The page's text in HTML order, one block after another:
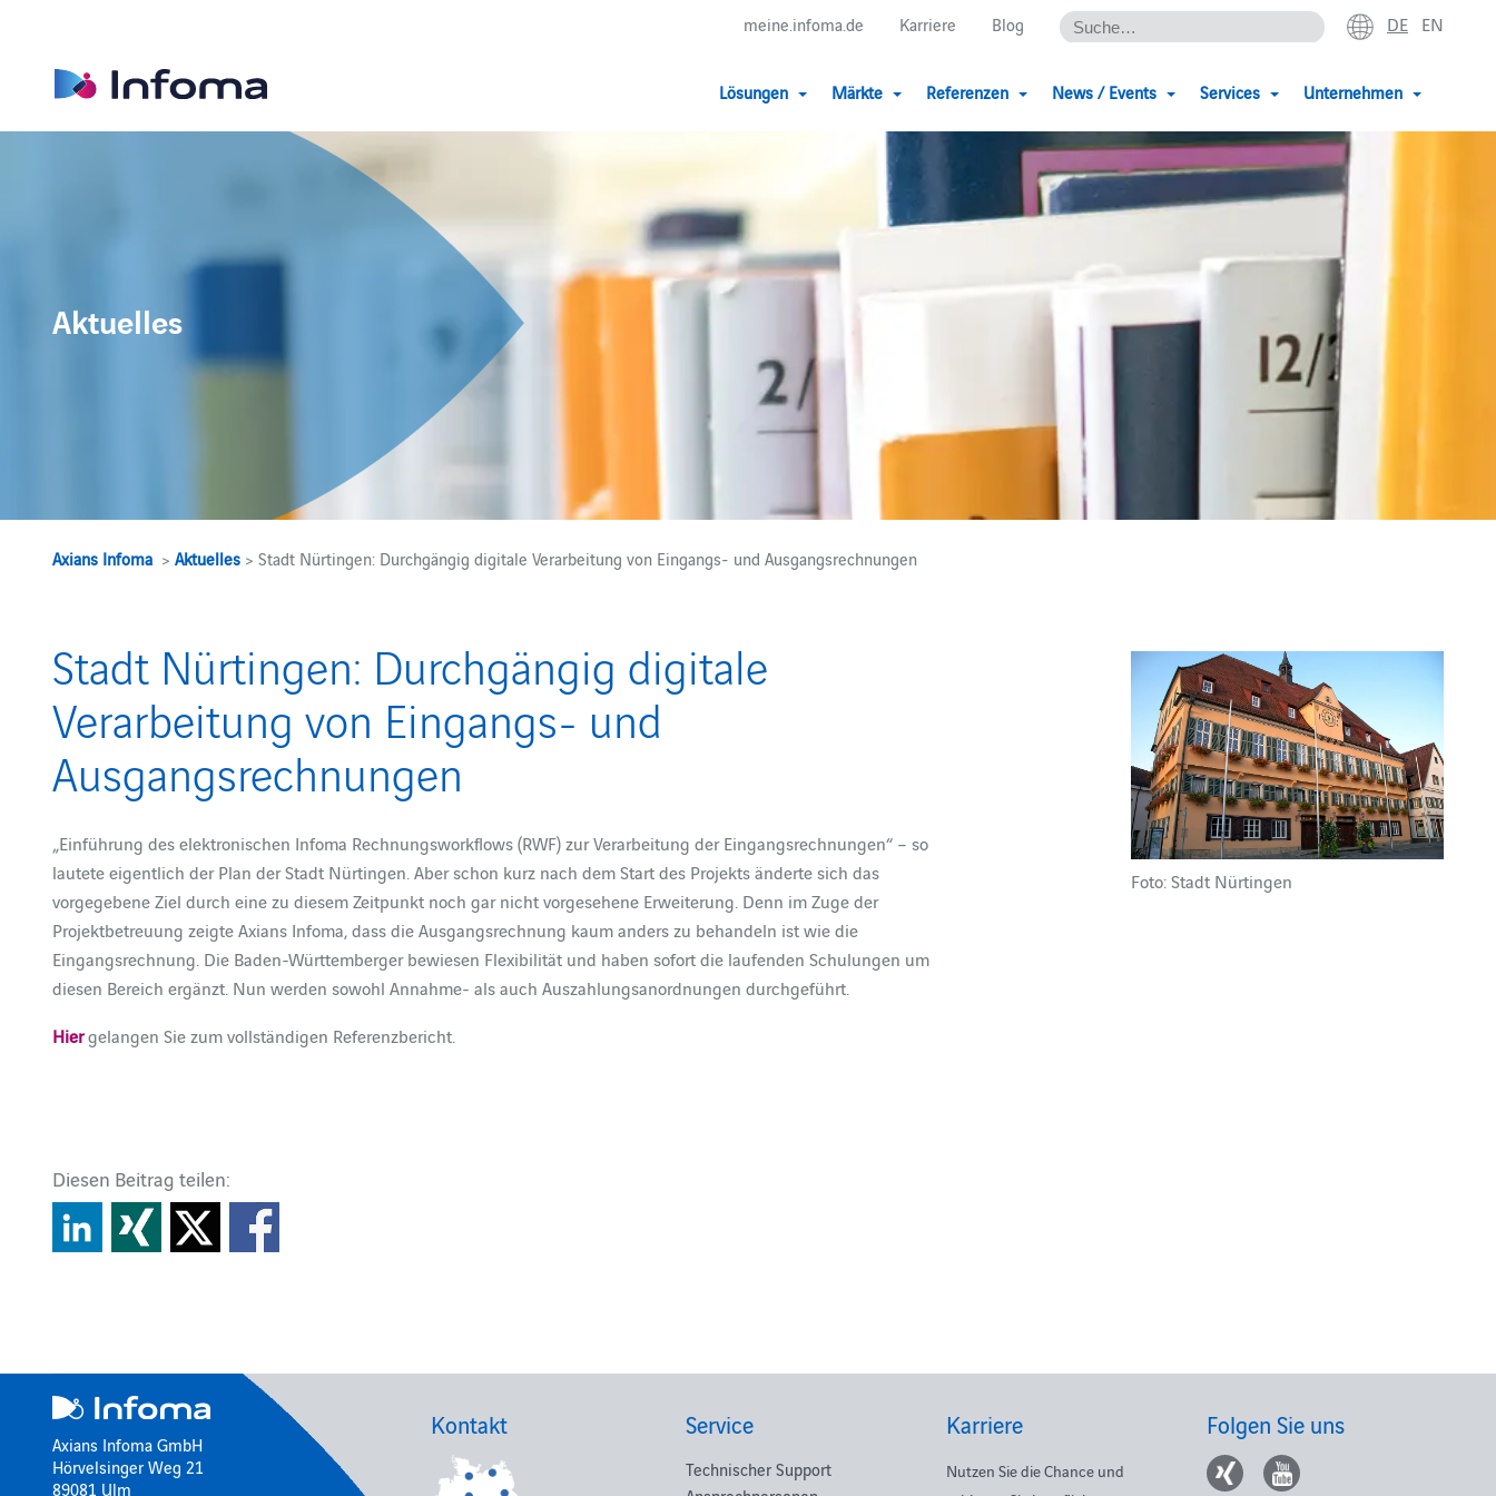
meine.infoma.de Karriere Blog DE EN
Lösungen Märkte Referenzen News / Events Services Unternehmen
Aktuelles
Axians Infoma >Aktuelles > Stadt Nürtingen: Durchgängig digitale Verarbeitung von Eingangs- und Ausgangsrechnungen
Stadt Nürtingen: Durchgängig digitale
Verarbeitung von Eingangs- und
Ausgangsrechnungen
„Einführung des elektronischen Infoma Rechnungsworkflows (RWF) zur Verarbeitung der Eingangsrechnungen“ – so
lautete eigentlich der Plan der Stadt Nürtingen. Aber schon kurz nach dem Start des Projekts änderte sich das
vorgegebene Ziel durch eine zu diesem Zeitpunkt noch gar nicht vorgesehene Erweiterung. Denn im Zuge der
Projektbetreuung zeigte Axians Infoma, dass die Ausgangsrechnung kaum anders zu behandeln ist wie die
Eingangsrechnung. Die Baden-Württemberger bewiesen Flexibilität und haben sofort die laufenden Schulungen um
diesen Bereich ergänzt. Nun werden sowohl Annahme- als auch Auszahlungsanordnungen durchgeführt.
Hiergelangen Sie zum vollständigen Referenzbericht.
Diesen Beitrag teilen:
Foto: Stadt Nürtingen
Axians Infoma GmbH
Hörvelsinger Weg 21
89081 Ulm
Kontakt Service
Technischer Support
Karriere
Nutzen Sie die Chance und
Folgen Sie uns